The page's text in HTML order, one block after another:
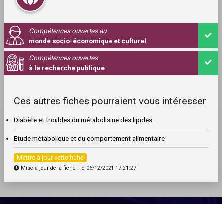
Compétences ouvertes au
monde socio-économique et culturel
Compétences ouvertes
à la recherche publique
Ces autres fiches pourraient vous intéresser
Diabète et troubles du métabolisme des lipides
Etude métabolique et du comportement alimentaire
Mettre à jour cette fiche
Mise à jour de la fiche : le 06/12/2021 17:21:27